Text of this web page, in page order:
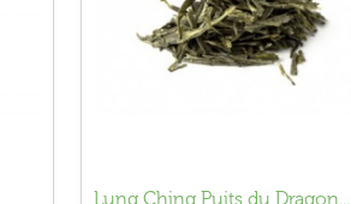
Lung Ching Puits du Dragon...